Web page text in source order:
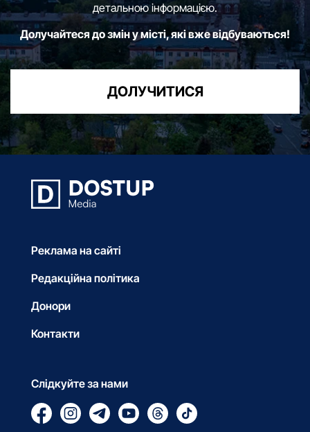
детальною інформацією.
Долучайтеся до змін у місті, які вже відбуваються!
ДОЛУЧИТИСЯ
Реклама на сайті
Редакційна політика
Донори
Контакти
Слідкуйте за нами